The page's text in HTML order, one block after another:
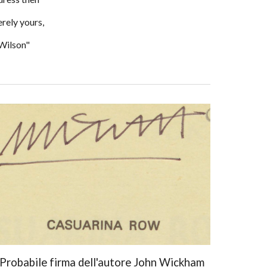
yours,
firma dell'autore John Wickham